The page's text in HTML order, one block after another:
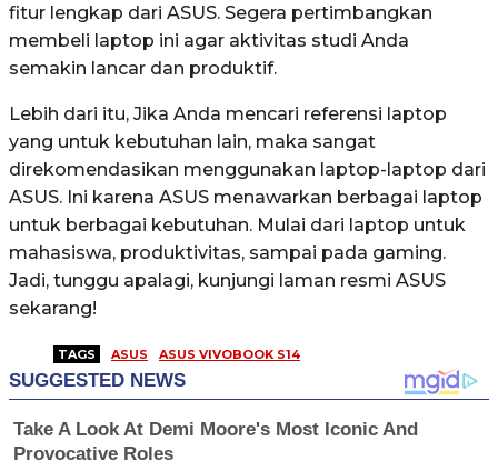
fitur lengkap dari ASUS. Segera pertimbangkan
membeli laptop ini agar aktivitas studi Anda
semakin lancar dan produktif.
Lebih dari itu, Jika Anda mencari referensi laptop
yang untuk kebutuhan lain, maka sangat
direkomendasikan menggunakan laptop-laptop dari
ASUS. Ini karena ASUS menawarkan berbagai laptop
untuk berbagai kebutuhan. Mulai dari laptop untuk
mahasiswa, produktivitas, sampai pada gaming.
Jadi, tunggu apalagi, kunjungi laman resmi ASUS
sekarang!
TAGS ASUS ASUS VIVOBOOK S14